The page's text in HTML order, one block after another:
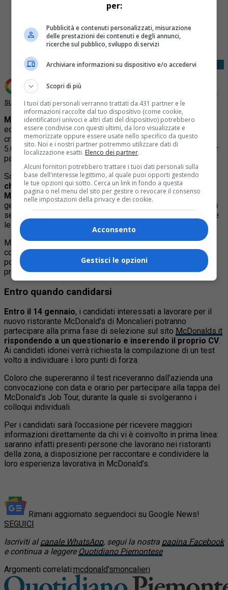
Share
Tweet
Aggiungi Quotidiano Piemontese come
Fonte preferita
su Google
MONCALIERI – A Moncalieri aprirà un nuovoMcDonald’s
ed è alla ricercadi 60 persone, in linea con il piano di
crescita nazionale che per il 2026 prevede l’assunzione di
5.000 nuove persone in tutta Italia, che potranno entrare a far
parte dell’azienda.
Sono aperte le selezioni online per individuarei candidati
che parteciperanno alla tappa di Moncalieri del
McDonald’s Job Tour, che si terrà nella seconda metà di
gennaio 2026. Il McDonald’s Job Tour è l’evento itinerante di
selezione del personale organizzato per le nuove aperture e
le assunzioni McDonald’s su tutto il territorio italiano.
McDonald’s offre un’opportunità di lavoro concreta, grazie a
contratti stabili (che rappresentano il 92% del totale) e
possibilità di crescita professionale rapida, grazie a un
programma di formazione strutturato.
Entro quando candidarsi
Entro il 14 gennaio, i candidati interessati a lavorare per il
nuovo ristorante McDonald’s di Moncalieri potranno
partecipare alla prima fase di selezione sul sito McDonalds.it
rispondendo a un questionario e inserendo il proprio CV.
Ai candidati idonei verrà richiesta la compilazione di un test
volto a individuare i loro punti di forza.
Coloro che supereranno il test riceveranno dall’azienda una
convocazione con data e orario per partecipare alla tappa del
McDonald’s Job Tour, durante la quale si svolgeranno i
colloqui individuali.
Per i candidati sarà l’occasione per ricevere maggiori
informazioni direttamente da chi vi è coinvolto in prima linea:
saranno infatti presenti persone che lavorano nei ristoranti
della zona, a disposizione per raccontare e condividere la
loro esperienza lavorativa in McDonald’s.
Rimani aggiornato seguendoci su Google News!
SEGUICI
Iscriviti alcanale WhatsApp, segui la nostra pagina Facebook
e continua a leggere Quotidiano Piemontese
Argomenti correlati:mcdonald'smoncalieri
per:
Pubblicità e contenuti personalizzati, misurazione
delle prestazioni dei contenuti e degli annunci,
ricerche sul pubblico, sviluppo di servizi
Archiviare informazioni su dispositivo e/o accedervi
Scopri di più
I tuoi dati personali verranno trattati da 431 partner e le
informazioni raccolte dal tuo dispositivo (come cookie,
identificatori univoci e altri dati del dispositivo) potrebbero
essere condivise con questi ultimi, da loro visualizzate e
memorizzate oppure essere usate nello specifico da questo
sito. Noi e i nostri partner potremmo utilizzare dati di
localizzazione esatti. Elenco dei partner.
Alcuni fornitori potrebbero trattare i tuoi dati personali sulla
base dell'interesse legittimo, al quale puoi opporti gestendo
le tue opzioni qui sotto. Cerca un link in fondo a questa
pagina o nel menu del sito per gestire o revocare il consenso
nelle impostazioni della privacy e dei cookie.
Acconsento
Gestisci le opzioni